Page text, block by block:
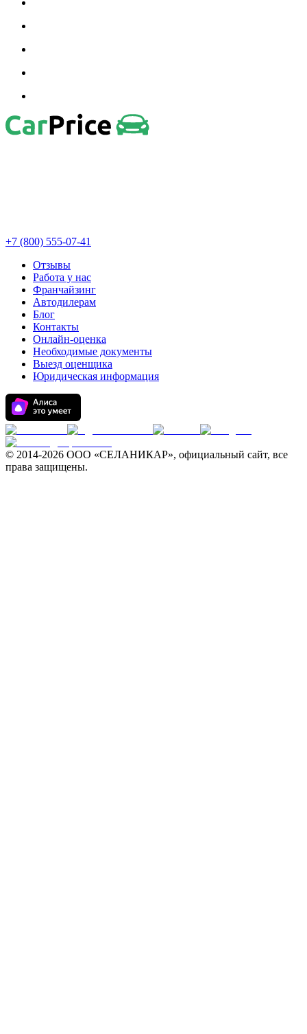
+7 (800) 555-07-41
Отзывы
Работа у нас
Франчайзинг
Автодилерам
Блог
Контакты
Онлайн-оценка
Необходимые документы
Выезд оценщика
Юридическая информация
© 2014-2026 ООО «СЕЛАНИКАР», официальный сайт, все
права защищены.